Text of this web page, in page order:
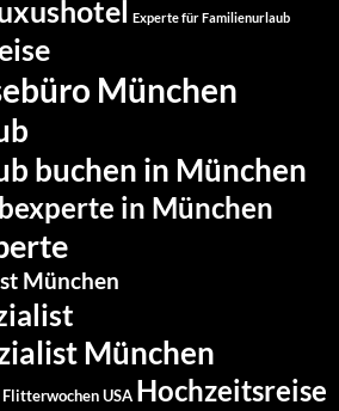
Experte für Familienurlaub
München
buchen in München
in München
München
München
Flitterwochen USA Hochzeitsreise